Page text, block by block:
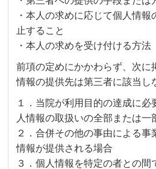
・本人の求めに応じて個人情
止すること
・本人の求めを受け付ける方法
前項の定めにかかわらず、次に
情報の提供先は第三者に該当し
１．当院が利用目的の達成に必
人情報の取扱いの全部または一
２．合併その他の事由による事
情報が提供される場合
３．個人情報を特定の者との